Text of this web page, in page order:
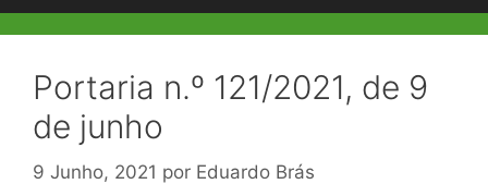
Portaria n.º 121/2021, de 9
de junho
9 Junho, 2021 por Eduardo Brás